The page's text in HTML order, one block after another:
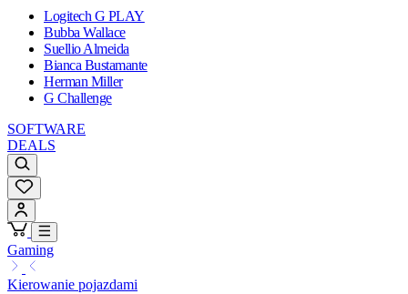
Logitech G PLAY
Bubba Wallace
Suellio Almeida
Bianca Bustamante
Herman Miller
G Challenge
SOFTWARE
DEALS
Gaming
Kierowanie pojazdami